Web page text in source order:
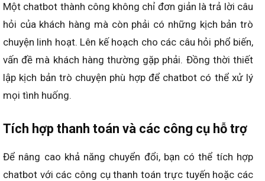
Một chatbot thành công không chỉ đơn giản là trả lời câu
hỏi của khách hàng mà còn phải có những kịch bản trò
chuyện linh hoạt. Lên kế hoạch cho các câu hỏi phổ biến,
vấn đề mà khách hàng thường gặp phải. Đồng thời thiết
lập kịch bản trò chuyện phù hợp để chatbot có thể xử lý
mọi tình huống.
Tích hợp thanh toán và các công cụ hỗ trợ
Để nâng cao khả năng chuyển đổi, bạn có thể tích hợp
chatbot với các công cụ thanh toán trực tuyến hoặc các